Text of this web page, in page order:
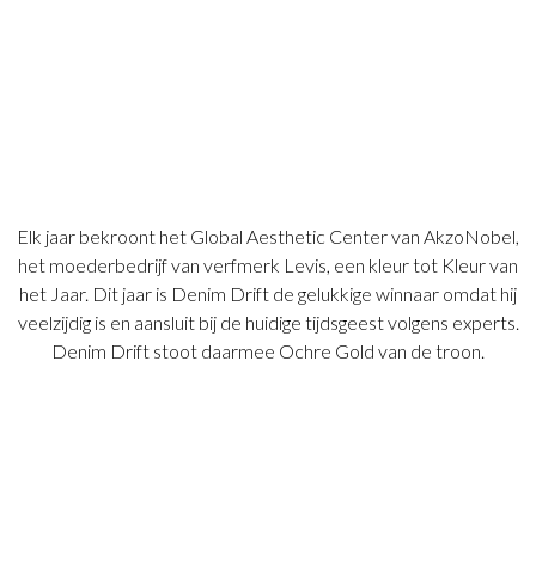
Elk jaar bekroont het Global Aesthetic Center van AkzoNobel,
het moederbedrijf van verfmerk Levis, een kleur tot Kleur van
het Jaar. Dit jaar is Denim Drift de gelukkige winnaar omdat hij
veelzijdig is en aansluit bij de huidige tijdsgeest volgens experts.
Denim Drift stoot daarmee Ochre Gold van de troon.